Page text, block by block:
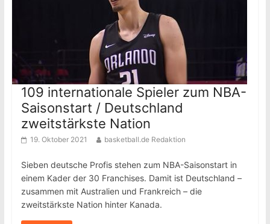
109 internationale Spieler zum NBA-
Saisonstart / Deutschland
zweitstärkste Nation
19. Oktober 2021 basketball.de Redaktion
Sieben deutsche Profis stehen zum NBA-Saisonstart in
einem Kader der 30 Franchises. Damit ist Deutschland –
zusammen mit Australien und Frankreich – die
zweitstärkste Nation hinter Kanada.